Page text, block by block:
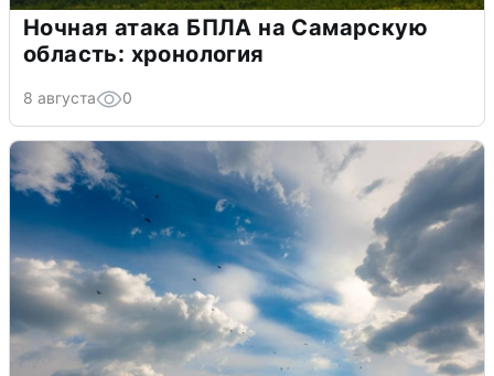
Ночная атака БПЛА на Самарскую
область: хронология
8 августа 0